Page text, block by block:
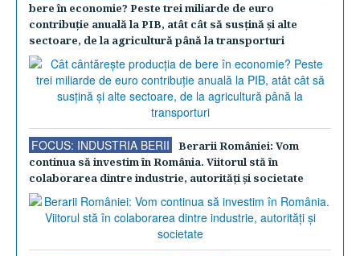
bere în economie? Peste trei miliarde de euro
contribuţie anuală la PIB, atât cât să susţină şi alte
sectoare, de la agricultură până la transporturi
FOCUS: INDUSTRIA BERII
Berarii României: Vom
continua să investim în România. Viitorul stă în
colaborarea dintre industrie, autorităţi şi societate